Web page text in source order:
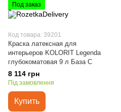
Под заказ
Код товара: 39201
Краска латексная для
интерьеров KOLORIT Legenda
глубокоматовая 9 л База С
8 114 грн
Під замовлення
Купить